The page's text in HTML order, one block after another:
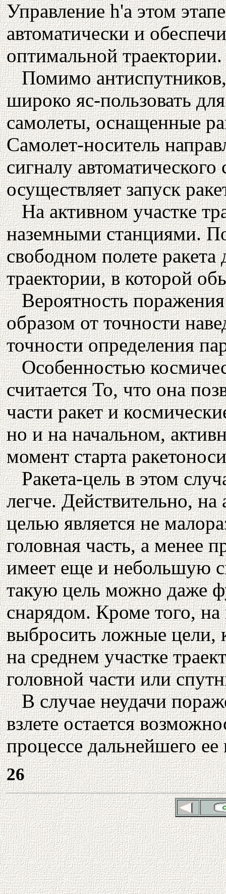
Управление h'a этом
автоматически и
оптимальной траектории.
Помимо
широко яс-пользовать
самолеты, оснащенные
Самолет-носитель
сигналу
осуществляет запуск
На активном участке
наземными станциями.
свободном полете
траектории, в которой
Вероятность
образом от точности
точности определения
Особенностью
считается То, что она
части ракет и
но и на начальном,
момент старта
Ракета-цель в этом
легче. Действительно, на
целью является не
головная часть, а менее
имеет еще и небольшую
такую цель можно даже
снарядом. Кроме того, на
выбросить ложные цели,
на среднем участке
головной части или
В случае неудачи
взлете остается
процессе дальнейшего ее
26